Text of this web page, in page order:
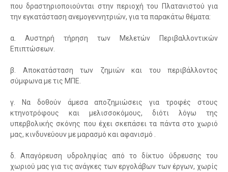
που δραστηριοποιούνται στην περιοχή του Πλατανιστού για
την εγκατάσταση ανεμογεννητριών, για τα παρακάτω θέματα:
α. Αυστηρή τήρηση των Μελετών Περιβαλλοντικών
Επιπτώσεων.
β. Αποκατάσταση των ζημιών και του περιβάλλοντος
σύμφωνα με τις ΜΠΕ.
γ. Να δοθούν άμεσα αποζημιώσεις για τροφές στους
κτηνοτρόφους και μελισσοκόμους, διότι λόγω της
υπερβολικής σκόνης που έχει σκεπάσει τα πάντα στο χωριό
μας, κινδυνεύουν με μαρασμό και αφανισμό .
δ. Απαγόρευση υδροληψίας από το δίκτυο ύδρευσης του
χωριού μας για τις ανάγκες των εργολάβων των έργων, χωρίς